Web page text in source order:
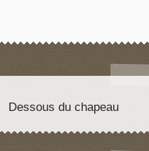
Dessous du chapeau